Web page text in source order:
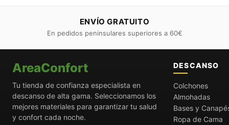
ENVÍO GRATUITO
En pedidos peninsulares superiores a 60€
AreaConfort
Tu tienda de confianza especialista en
descanso de alta gama. Seleccionamos los
mejores materiales para garantizar tu salud
y confort cada noche.
DESCANSO
Colchones
Almohadas
Bases y
Ropa de Cama